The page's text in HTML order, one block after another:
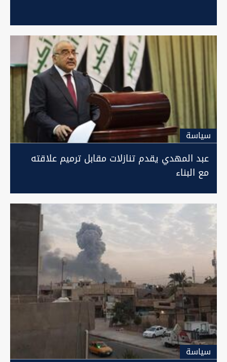
سیاسة
عبد المهدي يقدم تنازلات مقابل ترميم علاقته
مع البناء
سیاسة